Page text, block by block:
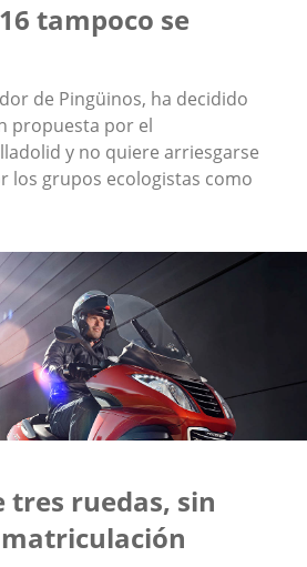
tampoco se
de Pingüinos, ha decidido
propuesta por el
y no quiere arriesgarse
los grupos ecologistas como
tres ruedas, sin